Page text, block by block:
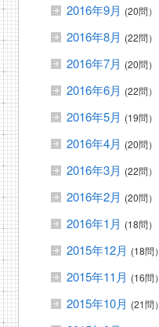
2016年9月 (20問）
2016年8月 (22問）
2016年7月 (20問）
2016年6月 (22問）
2016年5月 (19問）
2016年4月 (20問）
2016年3月 (22問）
2016年2月 (20問）
2016年1月 (18問）
2015年12月 (18問）
2015年11月 (16問）
2015年10月 (21問）